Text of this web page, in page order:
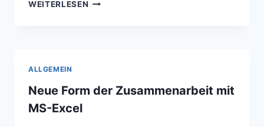
WEITERLESEN
ALLGEMEIN
Neue Form der Zusammenarbeit mit
MS-Excel